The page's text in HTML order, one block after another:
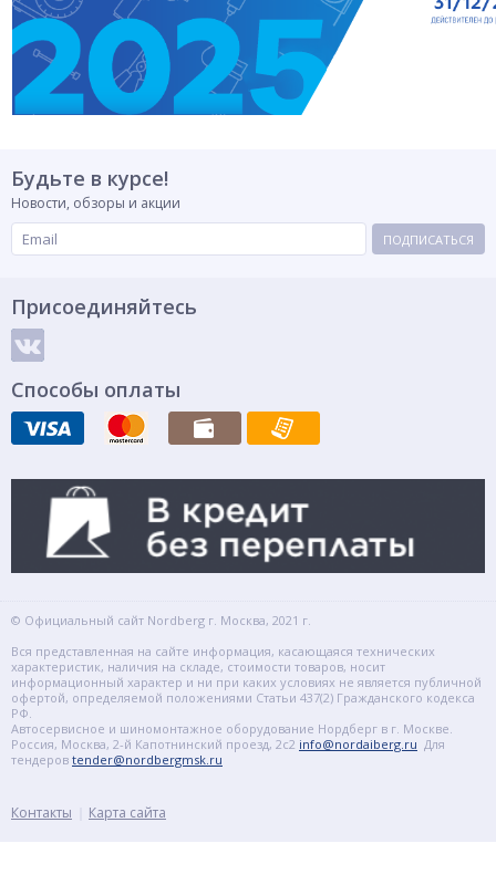
Будьте в курсе!
Новости, обзоры и акции
ПОДПИСАТЬСЯ
Присоединяйтесь
Способы оплаты
© Официальный сайт Nordberg г. Москва, 2021 г.
Вся представленная на сайте информация, касающаяся технических
характеристик, наличия на складе, стоимости товаров, носит
информационный характер и ни при каких условиях не является публичной
офертой, определяемой положениями Статьи 437(2) Гражданского кодекса
РФ.
Автосервисное и шиномонтажное оборудование Нордберг в г. Москве.
Россия, Москва, 2-й Капотнинский проезд, 2с2 info@nordaiberg.ru Для
тендеров tender@nordbergmsk.ru
Контакты Карта сайта